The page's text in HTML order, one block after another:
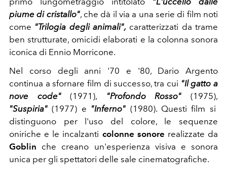
piume di cristallo", che dà il via a una serie di film noti
come "Trilogia degli animali", caratterizzati da trame
ben strutturate, omicidi elaborati e la colonna sonora
iconica di Ennio Morricone.
Nel corso degli anni '70 e '80, Dario Argento
continua a sfornare film di successo, tra cui "Il gatto a
nove code"(1971), "Profondo Rosso" (1975),
"Suspiria" (1977) e "Inferno" (1980). Questi film si
distinguono per l'uso del colore, le sequenze
oniriche e le incalzanti colonne sonore realizzate da
Goblin che creano un'esperienza visiva e sonora
unica per gli spettatori delle sale cinematografiche.